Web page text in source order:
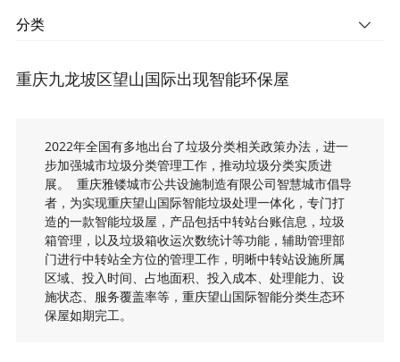
分类
重庆九龙坡区望山国际出现智能环保屋
2022年全国有多地出台了垃圾分类相关政策办法，进一
步加强城市垃圾分类管理工作，推动垃圾分类实质进
展。 重庆雅镂城市公共设施制造有限公司智慧城市倡导
者，为实现重庆望山国际智能垃圾处理一体化，专门打
造的一款智能垃圾屋，产品包括中转站台账信息，垃圾
箱管理，以及垃圾箱收运次数统计等功能，辅助管理部
门进行中转站全方位的管理工作，明晰中转站设施所属
区域、投入时间、占地面积、投入成本、处理能力、设
施状态、服务覆盖率等，重庆望山国际智能分类生态环
保屋如期完工。